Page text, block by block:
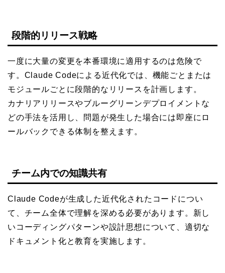
段階的リリース戦略
一度に大量の変更を本番環境に適用するのは危険で
す。Claude Codeによる近代化では、機能ごとまたは
モジュールごとに段階的なリリースを計画します。
カナリアリリースやブルーグリーンデプロイメントな
どの手法を活用し、問題が発生した場合には即座にロ
ールバックできる体制を整えます。
チーム内での知識共有
Claude Codeが生成した近代化されたコードについ
て、チーム全体で理解を深める必要があります。新し
いコーディングパターンや設計思想について、適切な
ドキュメント化と教育を実施します。